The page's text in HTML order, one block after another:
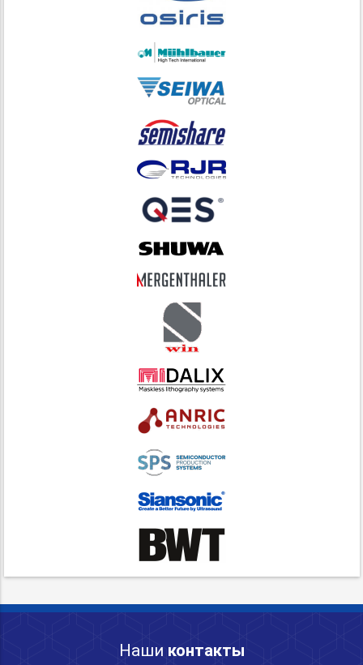
Наши контакты